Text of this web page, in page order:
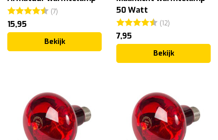
Beoordeling:(7)
15,95
Bekijk
50 Watt
Beoordeling:(12)
7,95
Bekijk